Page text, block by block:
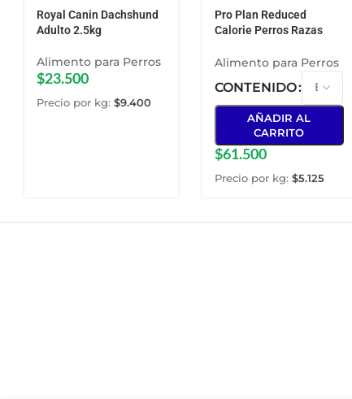
Royal Canin Dachshund
Adulto 2.5kg
Alimento para Perros
$23.500
Precio por kg: $9.400
Pro Plan Reduced
Calorie Perros Razas
Alimento para Perros
CONTENIDO
AÑADIR AL
CARRITO
$61.500
Precio por kg: $5.125